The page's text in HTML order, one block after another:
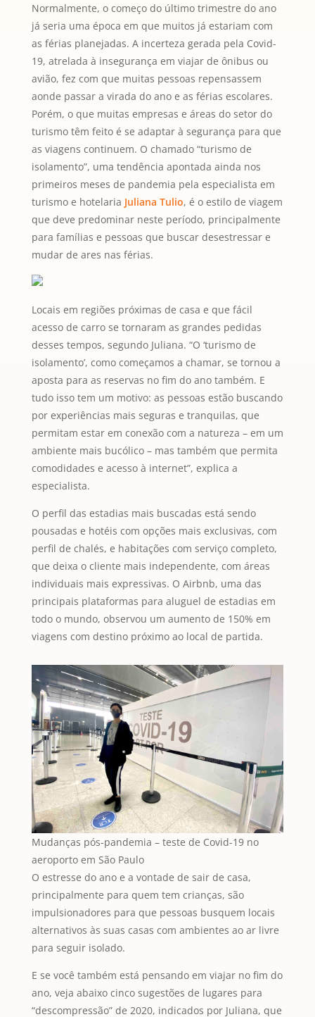
Normalmente, o começo do último trimestre do ano
já seria uma época em que muitos já estariam com
as férias planejadas. A incerteza gerada pela Covid-
19, atrelada à insegurança em viajar de ônibus ou
avião, fez com que muitas pessoas repensassem
aonde passar a virada do ano e as férias escolares.
Porém, o que muitas empresas e áreas do setor do
turismo têm feito é se adaptar à segurança para que
as viagens continuem. O chamado “turismo de
isolamento”, uma tendência apontada ainda nos
primeiros meses de pandemia pela especialista em
turismo e hotelaria Juliana Tulio, é o estilo de viagem
que deve predominar neste período, principalmente
para famílias e pessoas que buscar desestressar e
mudar de ares nas férias.
Locais em regiões próximas de casa e que fácil
acesso de carro se tornaram as grandes pedidas
desses tempos, segundo Juliana. “O ‘turismo de
isolamento’, como começamos a chamar, se tornou a
aposta para as reservas no fim do ano também. E
tudo isso tem um motivo: as pessoas estão buscando
por experiências mais seguras e tranquilas, que
permitam estar em conexão com a natureza – em um
ambiente mais bucólico – mas também que permita
comodidades e acesso à internet”, explica a
especialista.
O perfil das estadias mais buscadas está sendo
pousadas e hotéis com opções mais exclusivas, com
perfil de chalés, e habitações com serviço completo,
que deixa o cliente mais independente, com áreas
individuais mais expressivas. O Airbnb, uma das
principais plataformas para aluguel de estadias em
todo o mundo, observou um aumento de 150% em
viagens com destino próximo ao local de partida.
Mudanças pós-pandemia – teste de Covid-19 no
aeroporto em São Paulo
O estresse do ano e a vontade de sair de casa,
principalmente para quem tem crianças, são
impulsionadores para que pessoas busquem locais
alternativos às suas casas com ambientes ao ar livre
para seguir isolado.
E se você também está pensando em viajar no fim do
ano, veja abaixo cinco sugestões de lugares para
“descompressão” de 2020, indicados por Juliana, que